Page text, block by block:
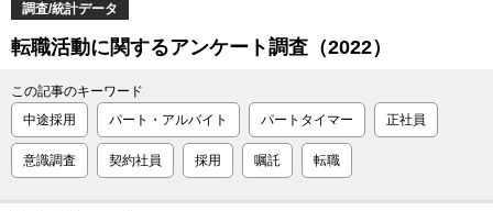
調査/統計データ
転職活動に関するアンケート調査（2022）
この記事のキーワード
中途採用
パート・アルバイト パートタイマー 正社員
意識調査 契約社員 採用 嘱託 転職